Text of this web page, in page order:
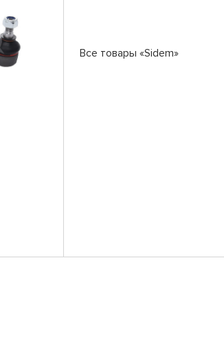
Все товары «Sidem»